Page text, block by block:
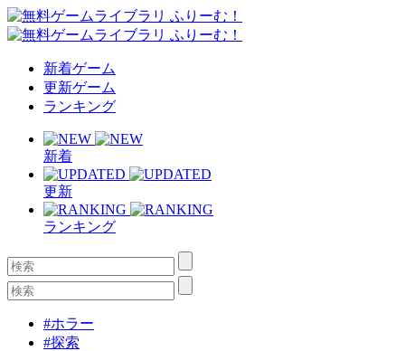
新着ゲーム
更新ゲーム
ランキング
新着
更新
ランキング
#ホラー
#探索